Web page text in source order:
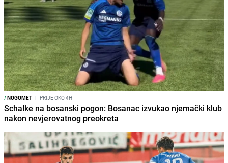
/NOGOMET I PRIJE OKO 4H
Schalke na bosanski pogon: Bosanac izvukao njemački klub
nakon nevjerovatnog preokreta